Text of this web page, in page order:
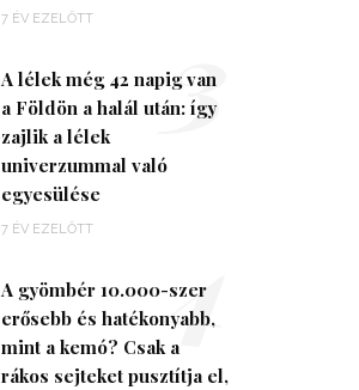
7 ÉV EZELŐTT
A lélek még 42 napig van
a Földön a halál után: így
zajlik a lélek
univerzummal való
egyesülése
7 ÉV EZELŐTT
3
A gyömbér 10.000-szer
erősebb és hatékonyabb,
mint a kemó? Csak a
rákos sejteket pusztítja el,
4